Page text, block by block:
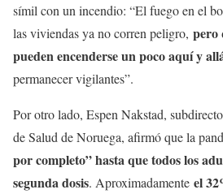
símil con un incendio: “El fuego en el
las viviendas ya no corren peligro, pero
pueden encenderse un poco aquí y
permanecer vigilantes”.
Por otro lado, Espen Nakstad,
de Salud de Noruega, afirmó que la
por completo” hasta que todos los
segunda dosis. Aproximadamente el